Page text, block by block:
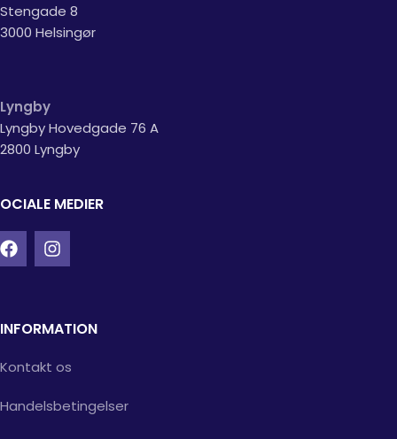
Stengade 8
3000 Helsingør
Lyngby
Lyngby Hovedgade 76 A
2800 Lyngby
MEDIER
INFORMATION
Kontakt os
Handelsbetingelser